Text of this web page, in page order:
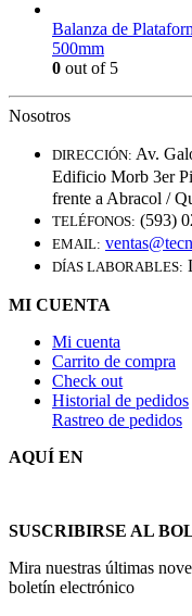
Balanza de
500mm
0 out of 5
Nosotros
DIRECCIÓN: Av.
Edificio Morb 3er
frente a Abracol /
TELÉFONOS: (593)
EMAIL:
DÍAS LABORABLES:
MI CUENTA
Mi cuenta
Carrito de compra
Check out
Historial de pedidos
Rastreo de pedidos
AQUÍ EN
SUSCRIBIRSE AL
Mira nuestras últimas
boletín electrónico